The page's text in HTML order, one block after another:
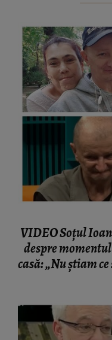
VIDEO Soțul
despre
casă: „Nu știam